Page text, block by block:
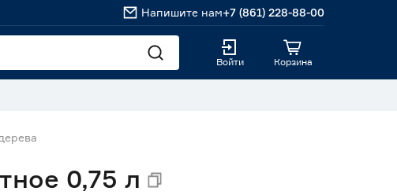
Напишите нам+7 (861) 228-88-00
Войти Корзина
0,75 л